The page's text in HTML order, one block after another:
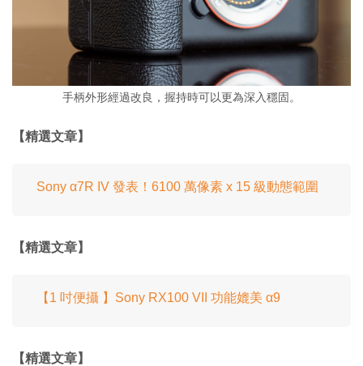
手柄外形經過改良，握持時可以更為深入穩固。
【精選文章】
Sony α7R IV 發表！6100 萬像素 x 15 級動態範圍
【精選文章】
【1 吋便攝 】Sony RX100 VII 功能媲美 α9
【精選文章】